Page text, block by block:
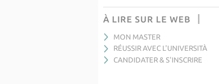
À LIRE SUR LE WEB
MON MASTER
RÉUSSIR AVEC L'UNIVERSITÀ
CANDIDATER & S'INSCRIRE